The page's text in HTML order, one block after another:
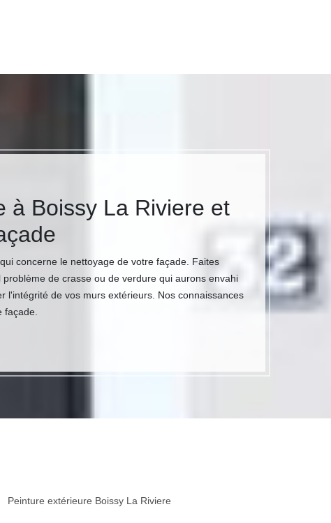
à Boissy La Riviere et
concerne le nettoyage de votre façade. Faites
de crasse ou de verdure qui aurons envahi
l'intégrité de vos murs extérieurs. Nos connaissances
Peinture extérieure Boissy La Riviere